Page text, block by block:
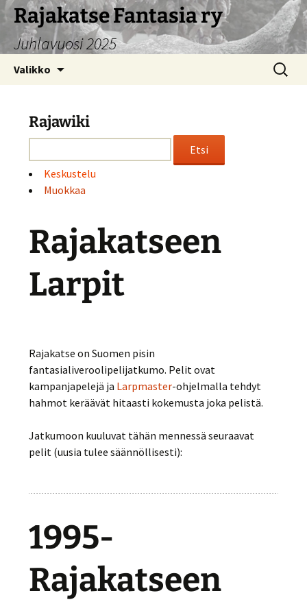
Siirry
sisältöön
Rajakatse Fantasia ry
Juhlavuosi 2025
Valikko Haku:
Rajawiki
Keskustelu
Muokkaa
Rajakatseen
Larpit
Rajakatse on Suomen pisin
fantasialiveroolipelijatkumo. Pelit ovat
kampanjapelejä ja Larpmaster-ohjelmalla tehdyt
hahmot keräävät hitaasti kokemusta joka pelistä.
Jatkumoon kuuluvat tähän mennessä seuraavat
pelit (uusia tulee säännöllisesti):
1995-
Rajakatseen